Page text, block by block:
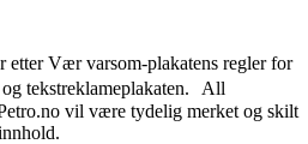
etter Vær varsom-plakatens regler for
og tekstreklameplakaten. All
vil være tydelig merket og skilt